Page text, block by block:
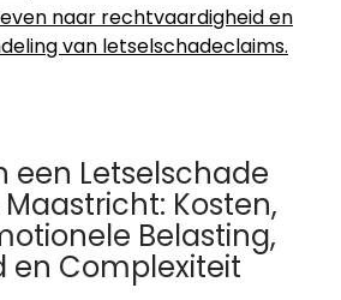
naar rechtvaardigheid en
van letselschadeclaims.
een Letselschade
Kosten,
Belasting,
en Complexiteit